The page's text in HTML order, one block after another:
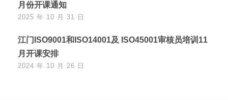
月份开课通知
2025 年 10 月 31 日
江门ISO9001和ISO14001及 ISO45001审核员培训11
月开课安排
2024 年 10 月 26 日